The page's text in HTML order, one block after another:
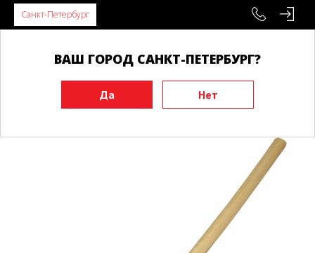
Санкт-Петербург
ВАШ ГОРОД САНКТ-ПЕТЕРБУРГ?
Инвентарь
Тренировочные макеты
Бокен PROBUDO детский, дуб